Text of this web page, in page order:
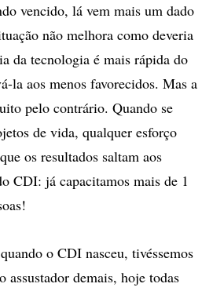
vencido, lá vem mais um dado
não melhora como deveria
da tecnologia é mais rápida do
la aos menos favorecidos. Mas a
pelo contrário. Quando se
de vida, qualquer esforço
os resultados saltam aos
CDI: já capacitamos mais de 1
o CDI nasceu, tivéssemos
assustador demais, hoje todas